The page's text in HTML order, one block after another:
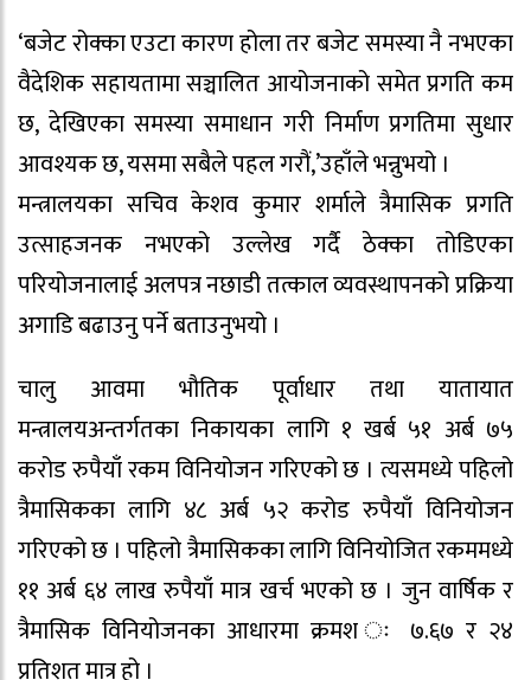
‘बजेट रोक्का एउटा कारण होला तर बजेट समस्या नै नभएका
वैदेशिक सहायतामा सञ्चालित आयोजनाको समेत प्रगति कम
छ, देखिएका समस्या समाधान गरी निर्माण प्रगतिमा सुधार
आवश्यक छ, यसमा सबैले पहल गरौं,’उहाँले भन्नुभयो ।
मन्त्रालयका सचिव केशव कुमार शर्माले त्रैमासिक प्रगति
उत्साहजनक नभएको उल्लेख गर्दै ठेक्का तोडिएका
परियोजनालाई अलपत्र नछाडी तत्काल व्यवस्थापनको प्रक्रिया
अगाडि बढाउनु पर्ने बताउनुभयो ।
चालु आवमा भौतिक पूर्वाधार तथा यातायात
मन्त्रालयअन्तर्गतका निकायका लागि १ खर्ब ५१ अर्ब ७५
करोड रुपैयाँ रकम विनियोजन गरिएको छ । त्यसमध्ये पहिलो
त्रैमासिकका लागि ४८ अर्ब ५२ करोड रुपैयाँ विनियोजन
गरिएको छ । पहिलो त्रैमासिकका लागि विनियोजित रकममध्ये
११ अर्ब ६४ लाख रुपैयाँ मात्र खर्च भएको छ । जुन वार्षिक र
त्रैमासिक विनियोजनका आधारमा क्रमश ः ७.६७ र २४